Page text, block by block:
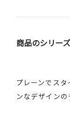
商品のシリー
プレーンでス
ンなデザインの